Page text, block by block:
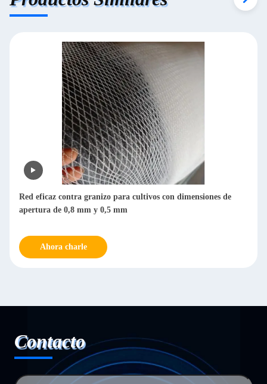
Red eficaz contra granizo para cultivos con dimensiones de
apertura de 0,8 mm y 0,5 mm
Ahora charle
Contacto